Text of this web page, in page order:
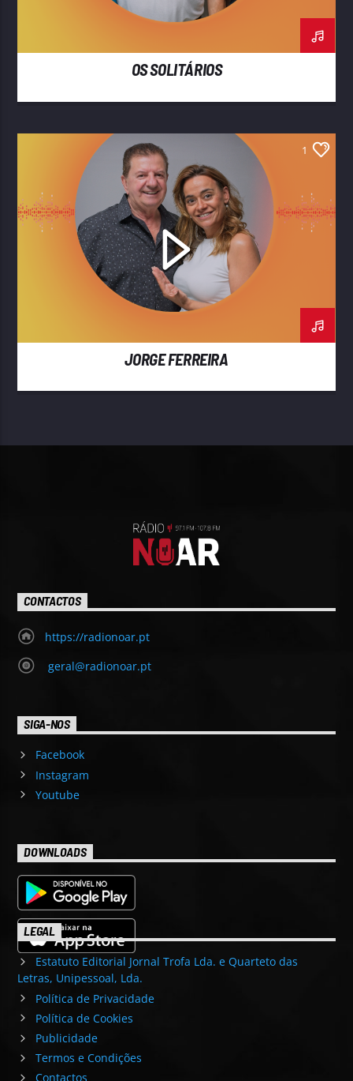
OS SOLITÁRIOS
1
JORGE FERREIRA
CONTACTOS
https://radionoar.pt
geral@radionoar.pt
SIGA-NOS
Facebook
Instagram
Youtube
DOWNLOADS
LEGAL
Estatuto Editorial Jornal Trofa Lda. e Quarteto das
Letras, Unipessoal, Lda.
Política de Privacidade
Política de Cookies
Publicidade
Termos e Condições
Contactos